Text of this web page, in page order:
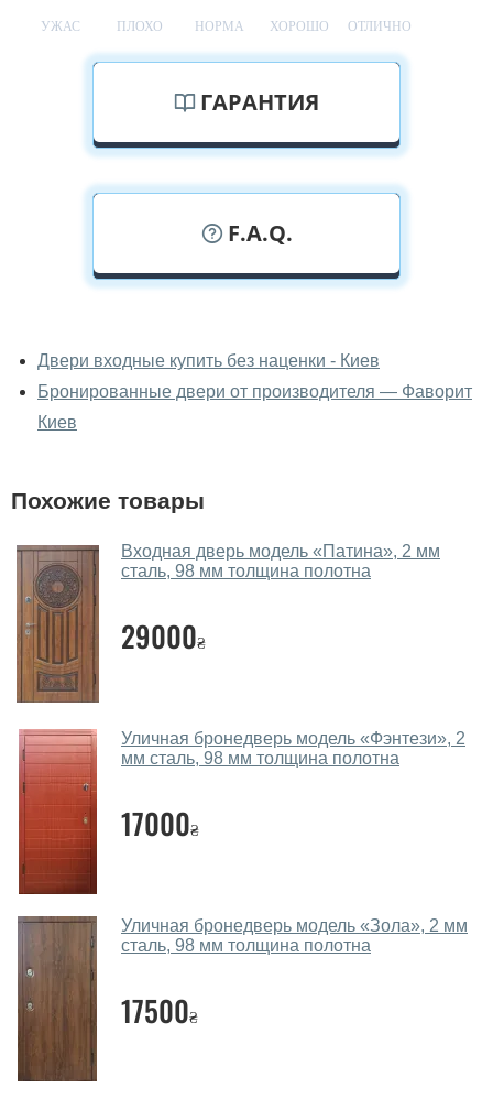
УЖАС ПЛОХО НОРМА ХОРОШО ОТЛИЧНО
ГАРАНТИЯ
F.A.Q.
входные вживую?
Да, можно посмотреть двери входные в нашем
фирменном салоне-магазине.
Да, у нас большой выбор межкомнатных и входных
Помогаете ли вы выбрать двери
Да. Мы консультируем покупателей
через мессенджеры, онлайн чат или непосредственно
в нашем салоне-магазине.
Какие двери входные посоветуете?
Наши рекомендации зависят от необходимых
параметров, Вашего бюджета и других факторов.
Подбор входных дверей ведется индивидуально для
каждого посетителя.
Да, делаем. Наши специалисты могут произвести
замер и консультацию на выезде. Каждый сотрудник
имеет с собой каталоги цветов и узоров. После
замера и консультации Вы можете оформить заявку
не посещая наш офис.
Двери входные купить без наценки - Киев
Бронированные двери от производителя — Фаворит
Киев
Похожие товары
Входная дверь модель «Патина», 2 мм
сталь, 98 мм толщина полотна
29000₴
Уличная бронедверь модель «Фэнтези», 2
мм сталь, 98 мм толщина полотна
17000₴
Уличная бронедверь модель «Зола», 2 мм
сталь, 98 мм толщина полотна
17500₴